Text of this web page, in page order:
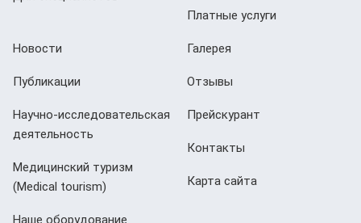
Платные услуги
Новости
Публикации
Научно-исследовательская
деятельность
Медицинский туризм
(Мedical tourism)
Наше оборудование
Галерея
Отзывы
Прейскурант
Контакты
Карта сайта